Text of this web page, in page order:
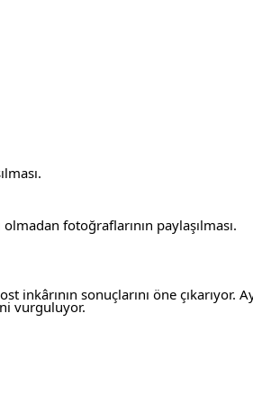
fotoğraflarının paylaşılması.
sonuçlarını öne çıkarıyor.
vurguluyor.